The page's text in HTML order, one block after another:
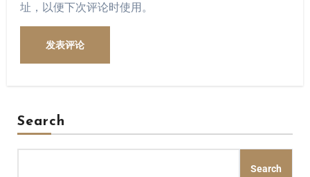
址，以便下次评论时使用。
Search
Search